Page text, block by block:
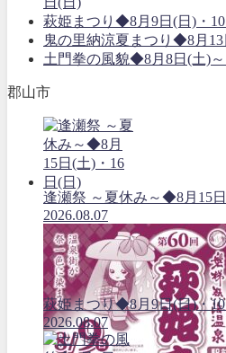
萩姫まつり◆8月9日(日)・
鬼の里納涼夏まつり◆8月13
土門拳の風貌◆8月8日(土)～
郡山市
逢瀬祭 ～夏休み～◆8月15
2026.08.07
萩姫まつり◆8月9日(日)・
2026.08.07